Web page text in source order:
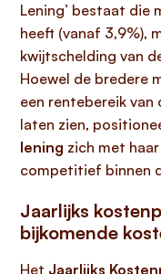
Lening’ bestaat die
heeft (vanaf 3,9%),
kwijtschelding van
Hoewel de bredere
een rentebereik
laten zien,
lening zich met
competitief binnen
Jaarlijks
bijkomende
Het Jaarlijks